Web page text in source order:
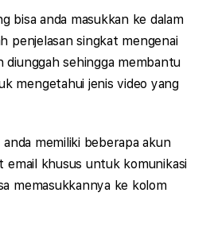
bisa anda masukkan ke dalam
penjelasan singkat mengenai
diunggah sehingga membantu
mengetahui jenis video yang
memiliki beberapa akun
email khusus untuk komunikasi
memasukkannya ke kolom